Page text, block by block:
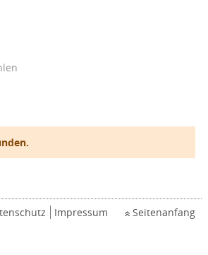
Impressum Seitenanfang